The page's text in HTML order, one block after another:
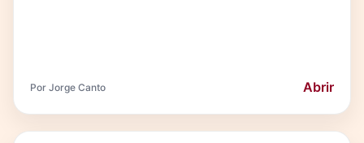
Por Jorge Canto Abrir